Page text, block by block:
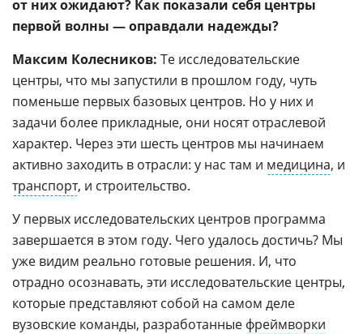
от них ожидают? Как показали себя центры
первой волны — оправдали надежды?
Максим Колесников: Те исследовательские
центры, что мы запустили в прошлом году, чуть
поменьше первых базовых центров. Но у них и
задачи более прикладные, они носят отраслевой
характер. Через эти шесть центров мы начинаем
активно заходить в отрасли: у нас там и медицина, и
транспорт, и строительство.
У первых исследовательских центров программа
завершается в этом году. Чего удалось достичь? Мы
уже видим реально готовые решения. И, что
отрадно осознавать, эти исследовательские центры,
которые представляют собой на самом деле
вузовские команды, разработанные фреймворки